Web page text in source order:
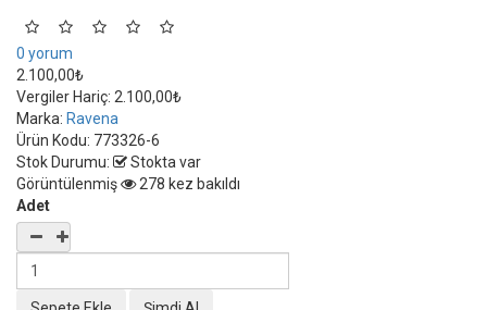
0 yorum
2.100,00₺
Vergiler Hariç: 2.100,00₺
Marka: Ravena
Ürün Kodu: 773326-6
Stok Durumu:
Stokta var
Görüntülenmiş
278 kez bakıldı
Adet